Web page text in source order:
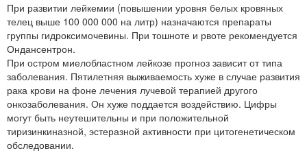
При развитии лейкемии (повышении уровня белых кровяных
телец выше 100 000 000 на литр) назначаются препараты
группы гидроксимочевины. При тошноте и рвоте рекомендуется
Ондансентрон.
При остром миелобластном лейкозе прогноз зависит от типа
заболевания. Пятилетняя выживаемость хуже в случае развития
рака крови на фоне лечения лучевой терапией другого
онкозаболевания. Он хуже поддается воздействию. Цифры
могут быть неутешительны и при положительной
тиризинкиназной, эстеразной активности при цитогенетическом
обследовании.